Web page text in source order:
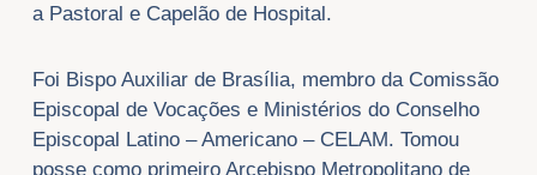
a Pastoral e Capelão de Hospital.
Foi Bispo Auxiliar de Brasília, membro da Comissão
Episcopal de Vocações e Ministérios do Conselho
Episcopal Latino – Americano – CELAM. Tomou
posse como primeiro Arcebispo Metropolitano de